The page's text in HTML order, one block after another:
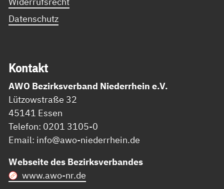
Datenschutz
Kon­takt
AWO Bezirksverband Niederrhein e.V.
Lützowstraße 32
45141 Essen
Telefon: 0201 3105-0
Email: info@awo-niederrhein.de
Webseite des Bezirksverbandes
www.awo-nr.de